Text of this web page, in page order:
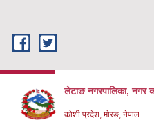
लेटाङ नगरपालिका, नगर
कोशी प्रदेश, मोरङ, नेपाल